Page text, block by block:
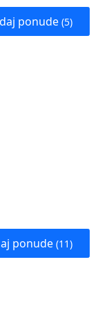
ponude (5)
ponude (11)